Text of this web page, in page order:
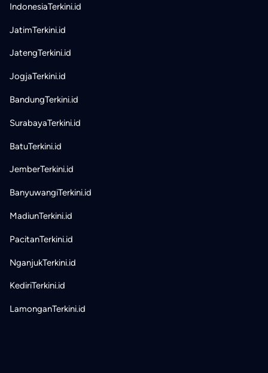
IndonesiaTerkini.id
JatimTerkini.id
JatengTerkini.id
JogjaTerkini.id
BandungTerkini.id
SurabayaTerkini.id
BatuTerkini.id
JemberTerkini.id
BanyuwangiTerkini.id
MadiunTerkini.id
PacitanTerkini.id
NganjukTerkini.id
KediriTerkini.id
LamonganTerkini.id